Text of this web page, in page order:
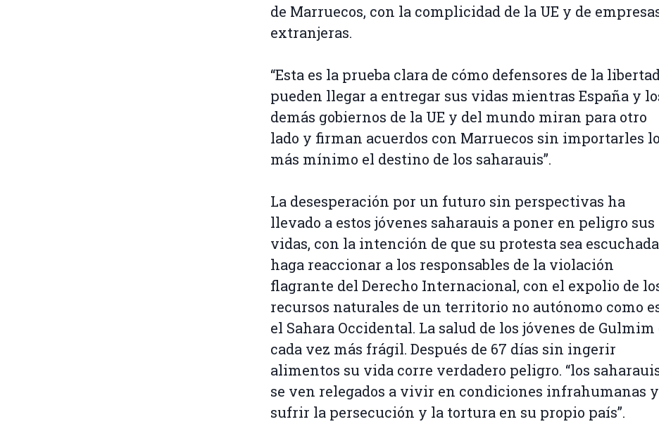
de Marruecos, con la complicidad de la UE y de
extranjeras.
“Esta es la prueba clara de cómo defensores de la
pueden llegar a entregar sus vidas mientras España y
demás gobiernos de la UE y del mundo miran para otro
lado y firman acuerdos con Marruecos sin importarles lo
más mínimo el destino de los saharauis”.
La desesperación por un futuro sin perspectivas ha
llevado a estos jóvenes saharauis a poner en peligro sus
vidas, con la intención de que su protesta sea
haga reaccionar a los responsables de la violación
flagrante del Derecho Internacional, con el expolio de
recursos naturales de un territorio no autónomo como
el Sahara Occidental. La salud de los jóvenes de Gulmim
cada vez más frágil. Después de 67 días sin ingerir
alimentos su vida corre verdadero peligro. “los
se ven relegados a vivir en condiciones infrahumanas
sufrir la persecución y la tortura en su propio país”.